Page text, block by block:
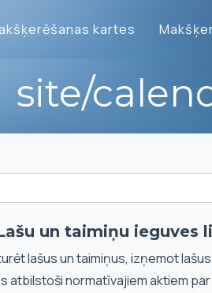
kartes
site/
un taimiņu
lašus un taimiņus, izņemot
atbilstoši normatīvajiem aktiem